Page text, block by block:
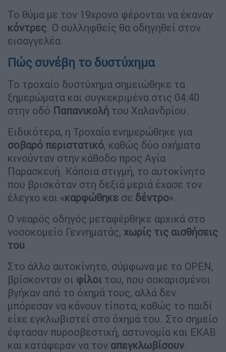
Το θύμα με τον 19χρονο φέρονται να έκαναν
κόντρες. Ο συλληφθείς θα οδηγηθεί στον
εισαγγελέα.
Πώς συνέβη το δυστύχημα
Το τροχαίο δυστύχημα σημειώθηκε τα
ξημερώματα και συγκεκριμένα στις 04:40
στην οδό Παπανικολή του Χαλανδρίου.
Ειδικότερα, η Τροχαία ενημερώθηκε για
σοβαρό περιστατικό, καθώς δύο οχήματα
κινούνταν στην κάθοδο προς Αγία
Παρασκευή. Κάποια στιγμή, το αυτοκίνητο
που βρισκόταν στη δεξιά μεριά έχασε τον
έλεγχο και «καρφώθηκε σε δέντρο».
Ο νεαρός οδηγός μεταφέρθηκε αρχικά στο
νοσοκομείο Γεννηματάς, χωρίς τις αισθήσεις
του.
Στο άλλο αυτοκίνητο, σύμφωνα με το OPEN,
βρίσκονταν οι φίλοι του, που σοκαρισμένοι
βγήκαν από το όχημά τους, αλλά δεν
μπόρεσαν να κάνουν τίποτα, καθώς το παιδί
είχε εγκλωβιστεί στο όχημά του. Στο σημείο
έφτασαν πυροσβεστική, αστυνομία και ΕΚΑΒ
και κατάφεραν να τον απεγκλωβίσουν.